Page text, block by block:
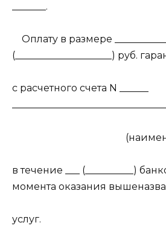
_______.
Оплату в размере
(____________________) руб.
с расчетного счета N ______
в течение ___ (__________)
момента оказания
услуг.